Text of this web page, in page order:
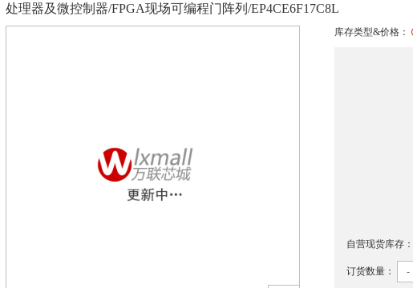
处理器及微控制器/FPGA现场可编程门阵列/EP4CE6F17C8L
库存类型&价格：
自营现货库存：
订货数量： -